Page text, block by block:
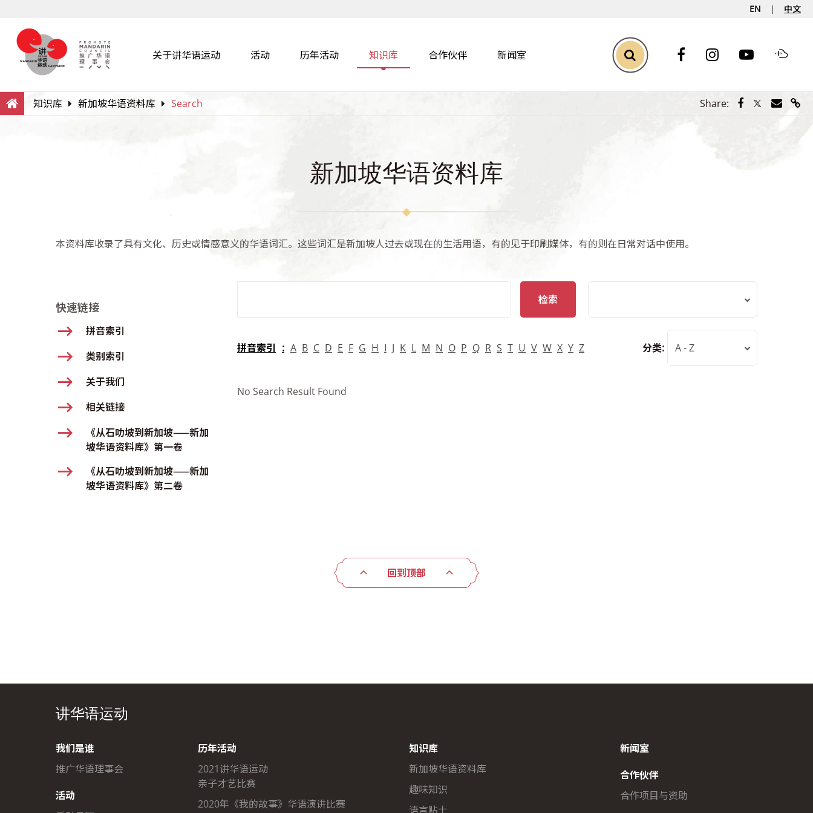
EN 中文
关于讲华语运动 活动 历年活动 知识库 合作伙伴 新闻室 Toggle Search
Search
知识库 新加坡华语资料库 Search Share: Share via
Share via
Share
新加坡华语资料库
本资料库收录了具有文化、历史或情感意义的华语词汇。这些词汇是新加坡人过去或现在的生活用语，有的见于印刷媒体，有的则在日常对话中使用。
快速链接
拼音索引
类别索引
关于我们
相关链接
《从石叻坡到新加坡——新加
坡华语资料库》第一卷
《从石叻坡到新加坡——新加
坡华语资料库》第二卷
检索
拼音索引 A B C D E F G H I J K L M N O P Q R S T U V W X Y Z 分类: A - Z
No Search Result Found
回到顶部
讲华语运动
我们是谁
推广华语理事会
活动
历年活动
2021讲华语运动
亲子才艺比赛
2020年《我的故事》华语演讲比赛
知识库
新加坡华语资料库
趣味知识
语言贴士
新闻室
合作伙伴
合作项目与资助